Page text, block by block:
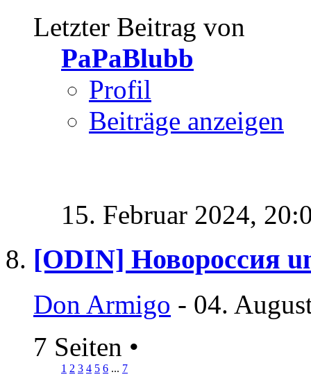
Letzter Beitrag von
PaPaBlubb
Profil
Beiträge anzeigen
15. Februar 2024,
[ODIN] Новороссия
Don Armigo - 04.
7 Seiten •
1 2 3 4 5 6 ... 7